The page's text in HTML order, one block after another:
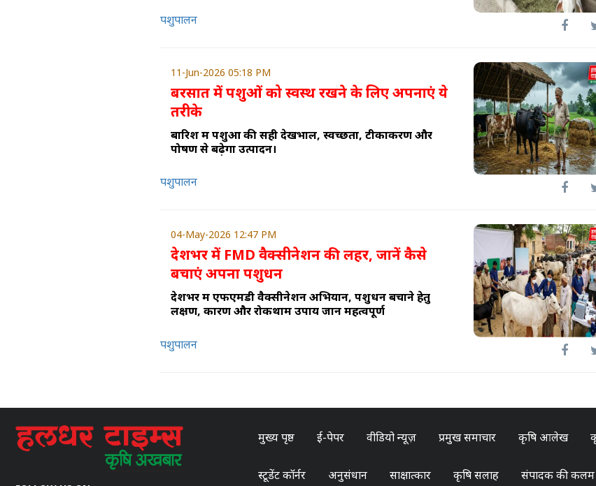
पशुपालन
11-Jun-2026 05:18 PM
बरसात में पशुओं को स्वस्थ रखने के लिए अपनाएं ये
तरीके
बारिश में पशुओं की सही देखभाल, स्वच्छता, टीकाकरण और
पोषण से बढ़ेगा उत्पादन।
पशुपालन
04-May-2026 12:47 PM
देशभर में FMD वैक्सीनेशन की लहर, जानें कैसे
बचाएं अपना पशुधन
देशभर में एफएमडी वैक्सीनेशन अभियान, पशुधन बचाने हेतु
लक्षण, कारण और रोकथाम उपाय जानें महत्वपूर्ण
पशुपालन
मुख्य पृष्ठ ई-पेपर वीडियो न्यूज़ प्रमुख समाचार कृषि आलेख
स्टूडेंट कॉर्नर अनुसंधान साक्षात्कार कृषि सलाह संपादक की कलम